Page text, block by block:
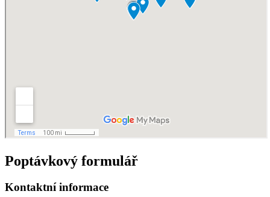
Poptávkový formulář
Kontaktní informace